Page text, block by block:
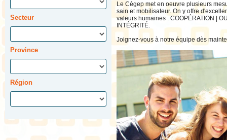
Secteur
Province
Région
Le Cégep met en oeuvre plusieurs
sain et mobilisateur. On y offre
valeurs humaines : COOPÉRATION |
INTÉGRITÉ.
Joignez-vous à notre équipe dès